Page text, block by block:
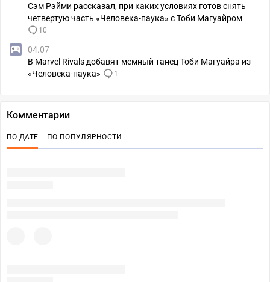
Сэм Рэйми рассказал, при каких условиях готов снять
четвертую часть «Человека-паука» с Тоби Магуайром
10
04.07
В Marvel Rivals добавят мемный танец Тоби Магуайра из
«Человека-паука»
1
Комментарии
ПО ДАТЕ ПО ПОПУЛЯРНОСТИ